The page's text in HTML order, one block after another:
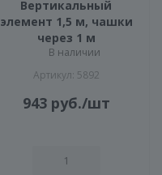
Вертикальный
элемент 1,5 м, чашки
через 1 м
В наличии
Артикул: 5892
943руб./шт